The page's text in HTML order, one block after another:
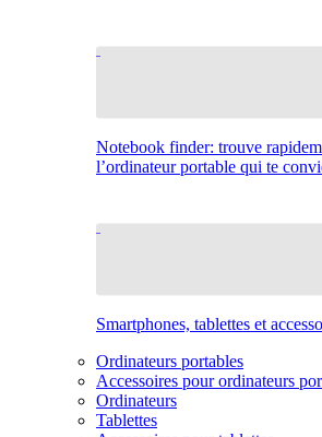
Notebook finder: trouve
l’ordinateur portable qui te
Smartphones, tablettes et
Ordinateurs portables
Accessoires pour ordinateurs
Ordinateurs
Tablettes